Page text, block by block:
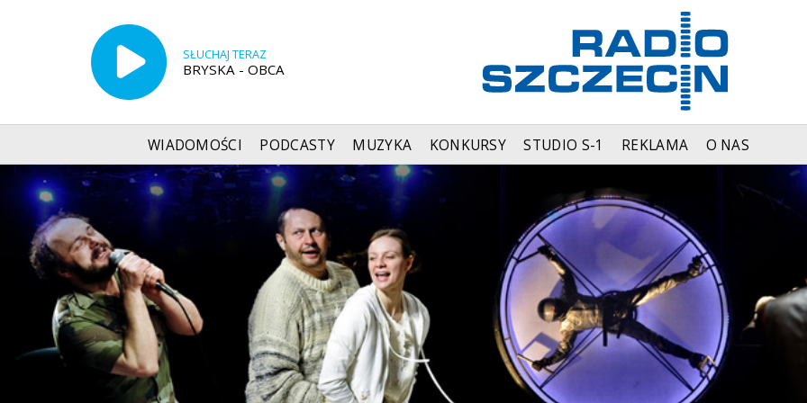
SŁUCHAJ TERAZ
BRYSKA - OBCA
WIADOMOŚCI PODCASTY MUZYKA KONKURSY STUDIO S-1 REKLAMA O NAS